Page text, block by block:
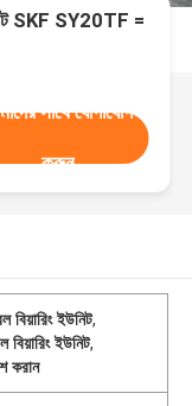
SKF SY20TF =
সাথে যোগাযোগ
করুন
ইউনিট,
ইউনিট,
করান